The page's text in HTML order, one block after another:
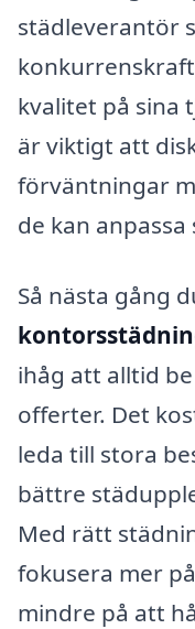
städleverantör
kvalitet på sina
är viktigt att
förväntningar
de kan
Så nästa gång
ihåg att alltid
offerter. Det
leda till stora
bättre
Med rätt
fokusera mer
mindre på att